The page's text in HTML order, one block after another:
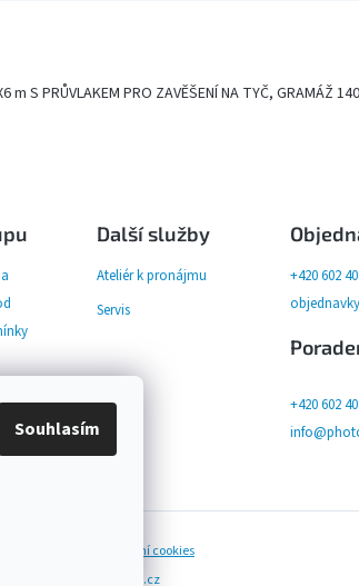
Souhlasím
m S PRŮVLAKEM PRO ZAVĚŠENÍ NA TYČ, GRAMÁŽ
Další služby
Ateliér k pronájmu
Servis
+420 602
+420 602
Upravit nastavení cookies
Shopteťák.cz